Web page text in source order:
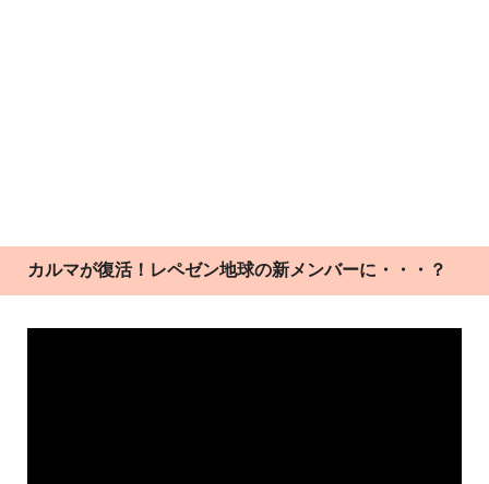
カルマが復活！レペゼン地球の新メンバーに・・・？